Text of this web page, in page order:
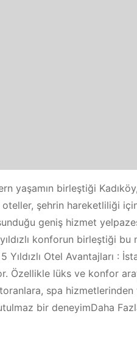
yaşamın birleştiği
şehrin hareketliliği
geniş hizmet
konforun birleştiği bu
Otel Avantajları :
lüks ve konfor
spa
bir deneyimDaha